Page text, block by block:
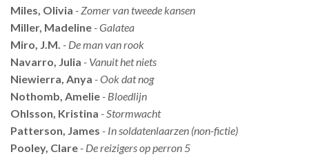
Miles, Olivia - Zomer van tweede kansen
Miller, Madeline - Galatea
Miro, J.M. - De man van rook
Navarro, Julia - Vanuit het niets
Niewierra, Anya - Ook dat nog
Nothomb, Amelie - Bloedlijn
Ohlsson, Kristina - Stormwacht
Patterson, James - In soldatenlaarzen (non-fictie)
Pooley, Clare - De reizigers op perron 5